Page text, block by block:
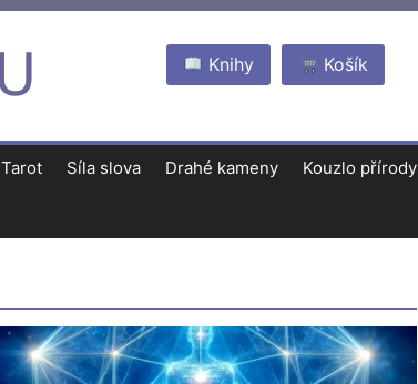
Košík
Knihy
Tarot Síla slova Drahé kameny Kouzlo přírody